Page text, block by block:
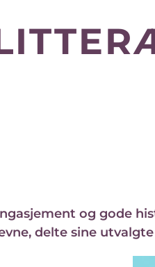
og gode
delte sine